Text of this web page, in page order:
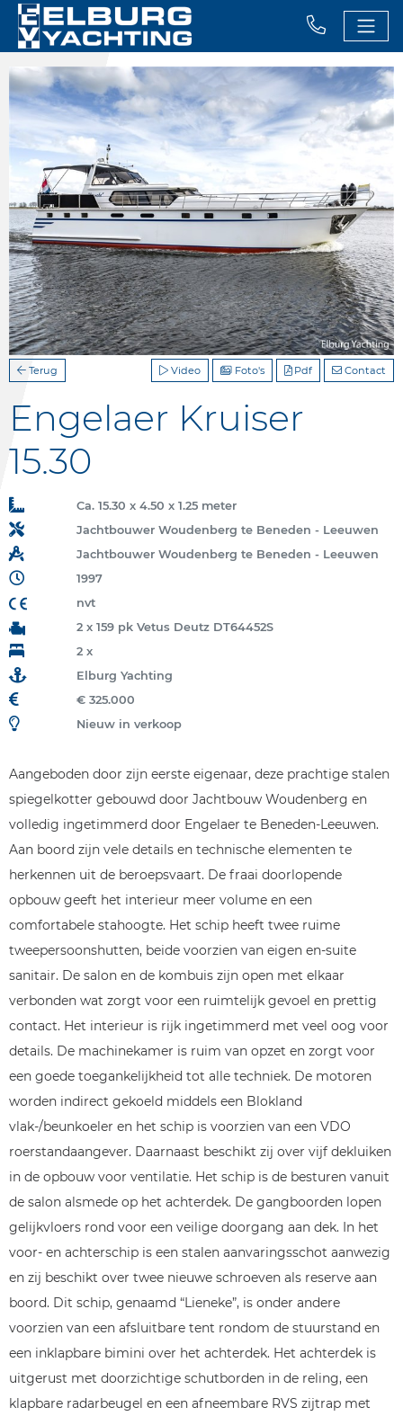
Terug Contact
Pdf
Foto's
Video
Engelaer Kruiser
15.30
Ca. 15.30 x 4.50 x 1.25 meter
Jachtbouwer Woudenberg te Beneden - Leeuwen
Jachtbouwer Woudenberg te Beneden - Leeuwen
1997
nvt
2 x 159 pk Vetus Deutz DT64452S
2 x
Elburg Yachting
€ 325.000
Nieuw in verkoop
Aangeboden door zijn eerste eigenaar, deze prachtige stalen
spiegelkotter gebouwd door Jachtbouw Woudenberg en
volledig ingetimmerd door Engelaer te Beneden-Leeuwen.
Aan boord zijn vele details en technische elementen te
herkennen uit de beroepsvaart. De fraai doorlopende
opbouw geeft het interieur meer volume en een
comfortabele stahoogte. Het schip heeft twee ruime
tweepersoonshutten, beide voorzien van eigen en-suite
sanitair. De salon en de kombuis zijn open met elkaar
verbonden wat zorgt voor een ruimtelijk gevoel en prettig
contact. Het interieur is rijk ingetimmerd met veel oog voor
details. De machinekamer is ruim van opzet en zorgt voor
een goede toegankelijkheid tot alle techniek. De motoren
worden indirect gekoeld middels een Blokland
vlak-/beunkoeler en het schip is voorzien van een VDO
roerstandaangever. Daarnaast beschikt zij over vijf dekluiken
in de opbouw voor ventilatie. Het schip is de besturen vanuit
de salon alsmede op het achterdek. De gangboorden lopen
gelijkvloers rond voor een veilige doorgang aan dek. In het
voor- en achterschip is een stalen aanvaringsschot aanwezig
en zij beschikt over twee nieuwe schroeven als reserve aan
boord. Dit schip, genaamd “Lieneke”, is onder andere
voorzien van een afsluitbare tent rondom de stuurstand en
een inklapbare bimini over het achterdek. Het achterdek is
uitgerust met doorzichtige schutborden in de reling, een
klapbare radarbeugel en een afneembare RVS zijtrap met